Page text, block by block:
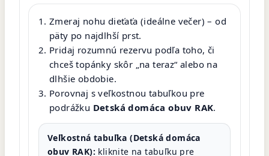
Zmeraj nohu dieťaťa (ideálne večer) – od
päty po najdlhší prst.
Pridaj rozumnú rezervu podľa toho, či
chceš topánky skôr „na teraz“ alebo na
dlhšie obdobie.
Porovnaj s veľkostnou tabuľkou pre
podrážku Detská domáca obuv RAK.
Veľkostná tabuľka (Detská domáca
obuv RAK): kliknite na tabuľku pre